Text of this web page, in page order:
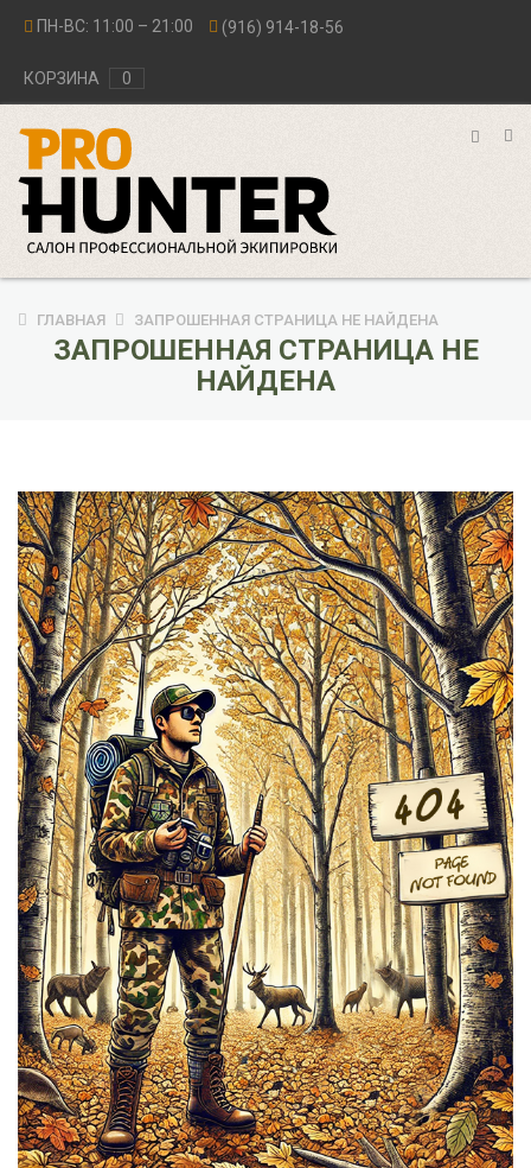
ПН-ВС: 11:00 – 21:00 (916) 914-18-56
КОРЗИНА 0
ГЛАВНАЯ ЗАПРОШЕННАЯ СТРАНИЦА НЕ НАЙДЕНА
ЗАПРОШЕННАЯ СТРАНИЦА НЕ
НАЙДЕНА